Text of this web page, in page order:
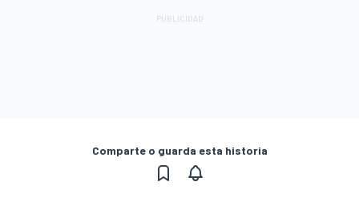
Comparte o guarda esta historia